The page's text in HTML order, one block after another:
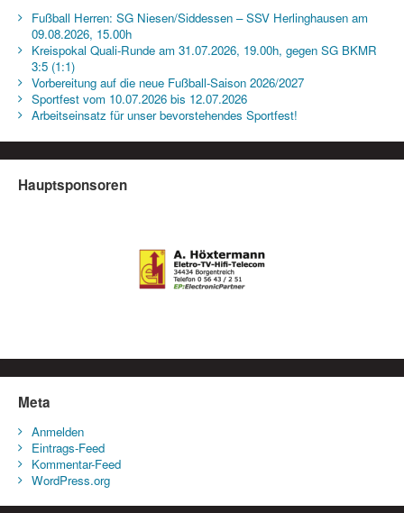
Fußball Herren: SG Niesen/Siddessen – SSV Herlinghausen am
09.08.2026, 15.00h
Kreispokal Quali-Runde am 31.07.2026, 19.00h, gegen SG BKMR
3:5 (1:1)
Vorbereitung auf die neue Fußball-Saison 2026/2027
Sportfest vom 10.07.2026 bis 12.07.2026
Arbeitseinsatz für unser bevorstehendes Sportfest!
Hauptsponsoren
Meta
Anmelden
Eintrags-Feed
Kommentar-Feed
WordPress.org